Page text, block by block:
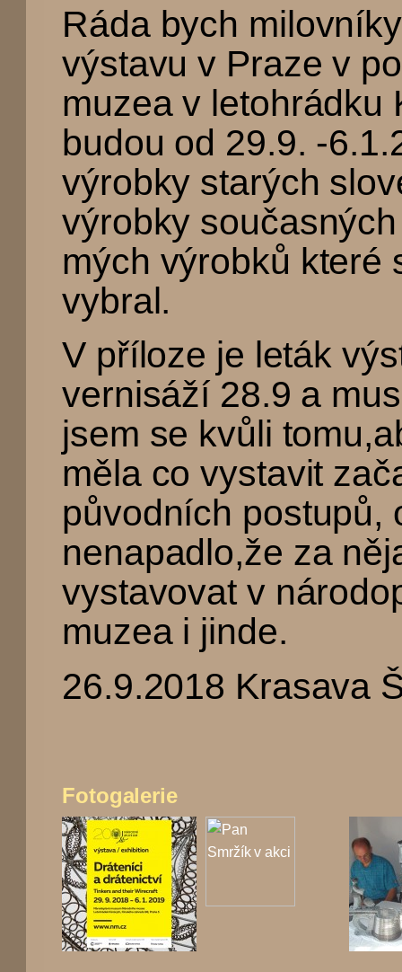
Ráda bych
výstavu v Praze v
muzea v letohrádku
budou od 29.9. -
výrobky starých
výrobky
mých výrobků které
vybral.
V příloze je leták
vernisáží 28.9 a
jsem se kvůli
měla co vystavit
původních postupů,
nenapadlo,že za
vystavovat v
muzea i jinde.
26.9.2018 Krasava
Fotogalerie